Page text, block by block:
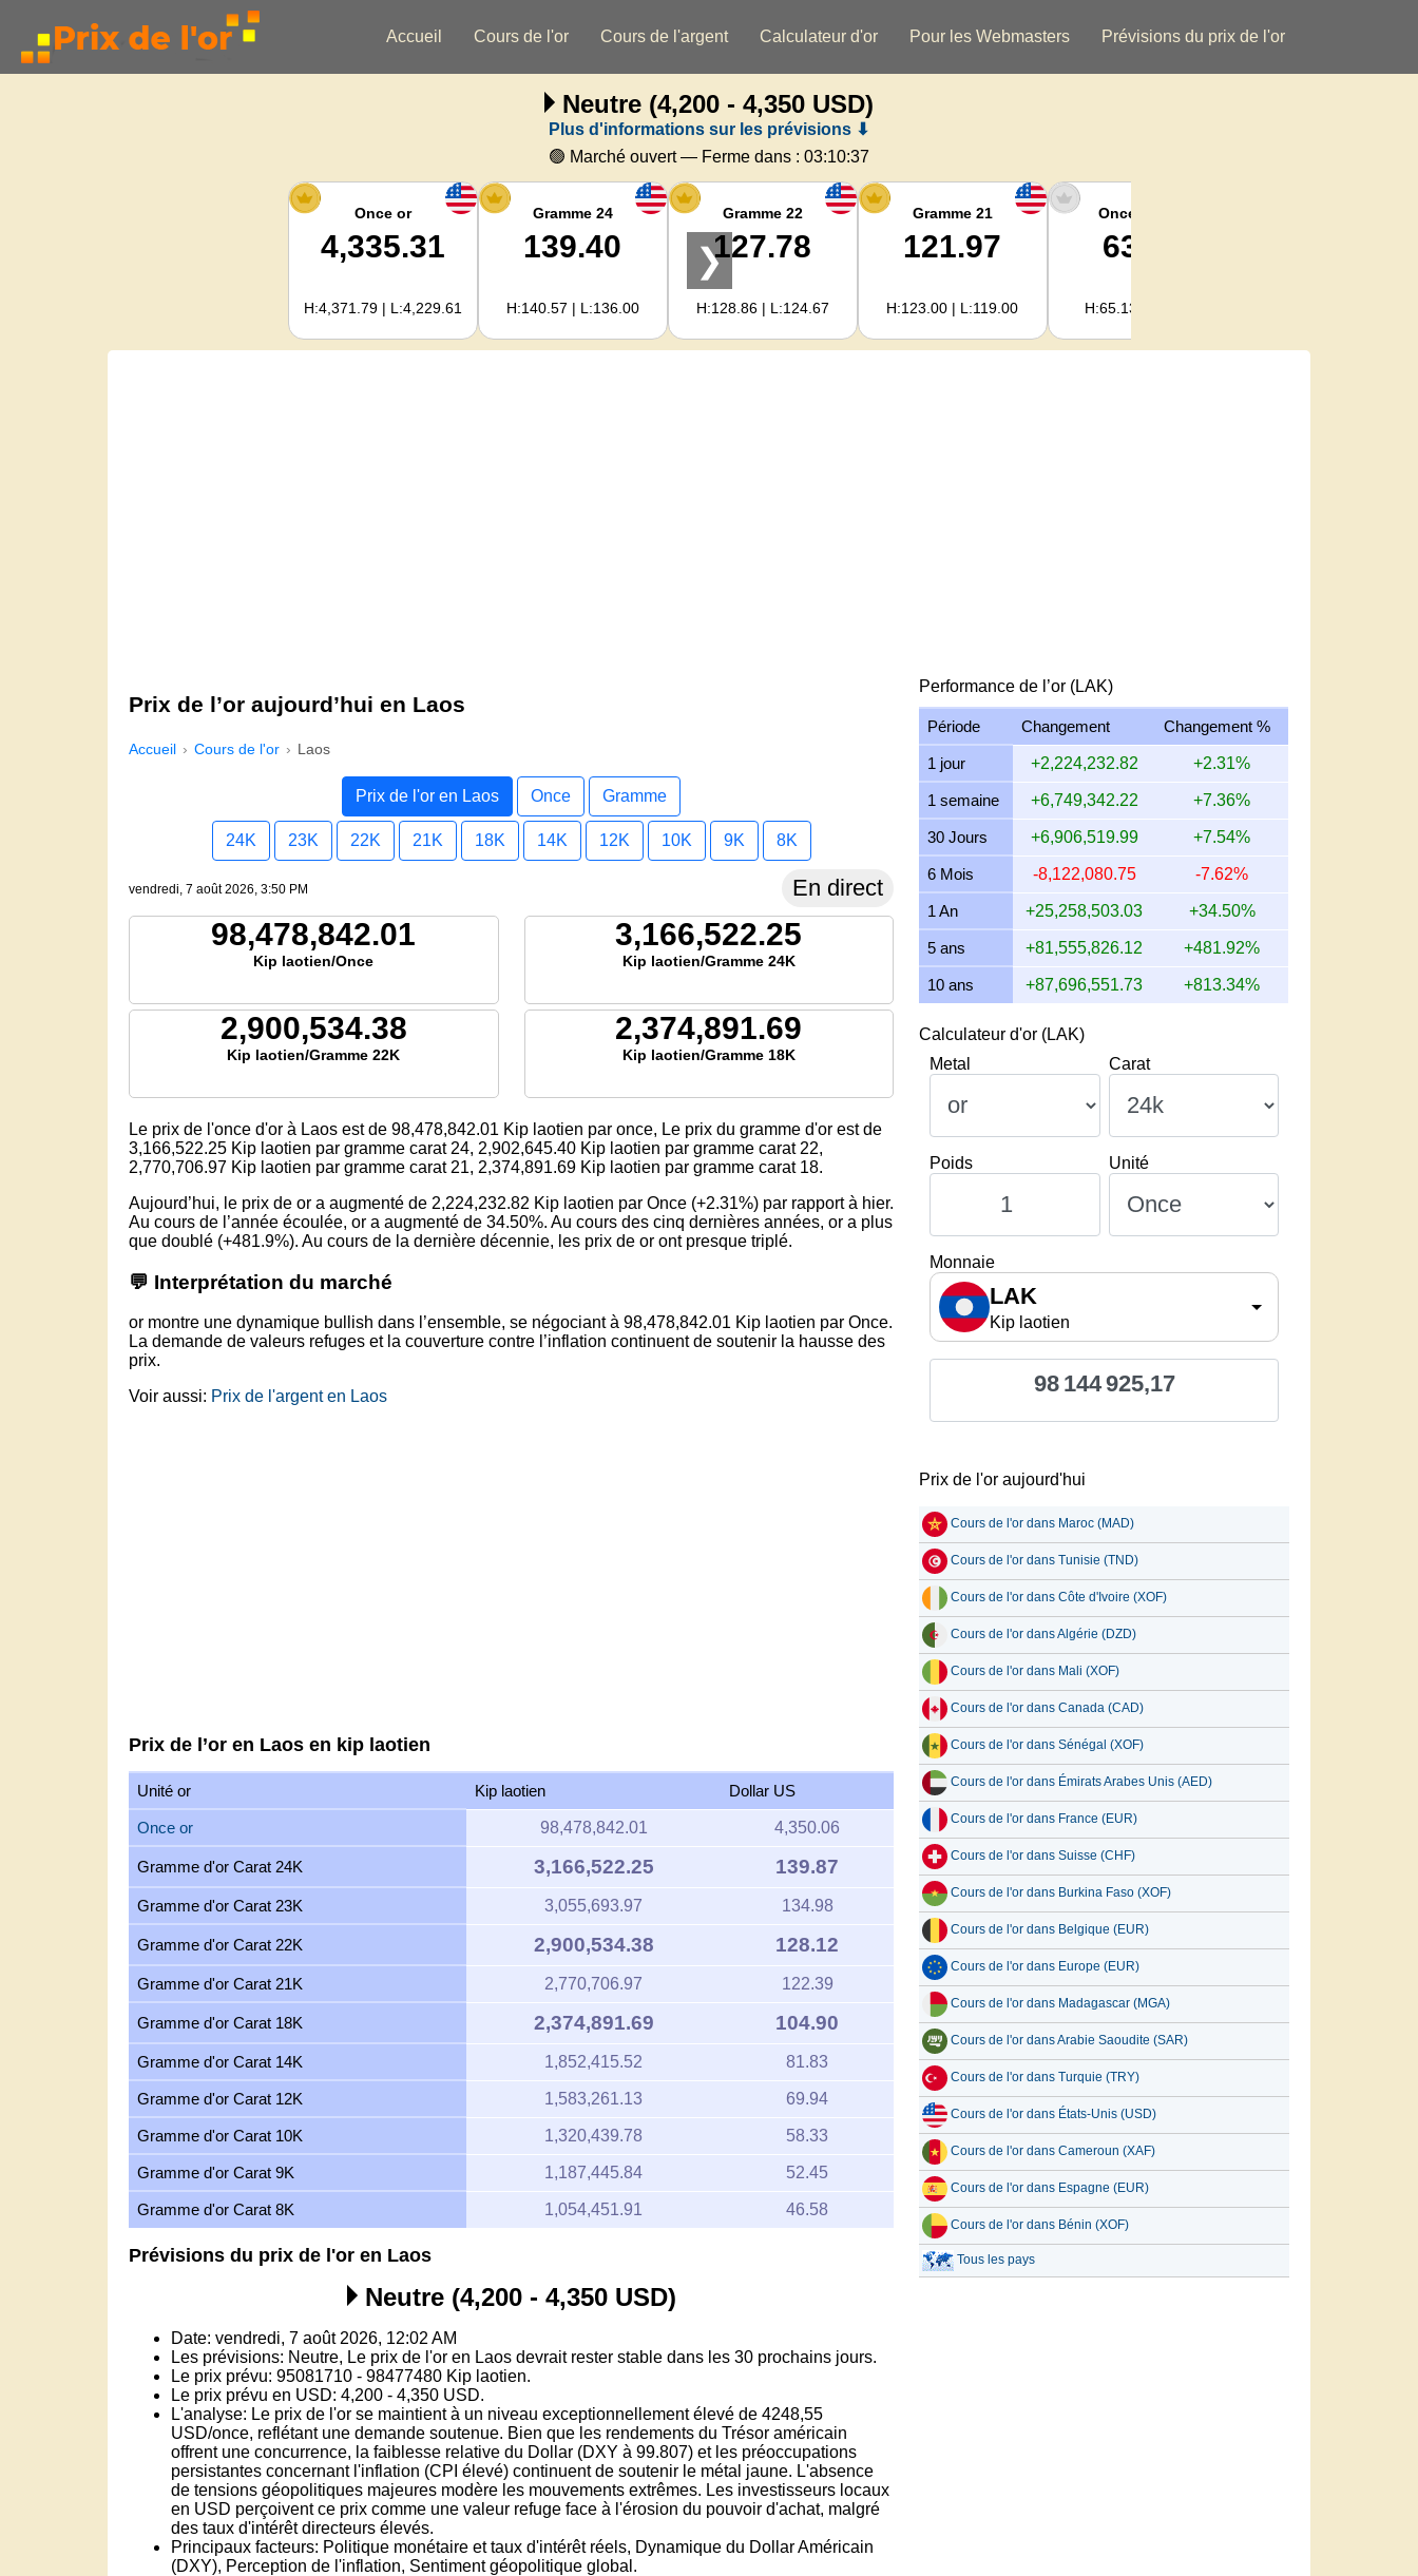
Accueil Cours de l'or Cours de l'argent Calculateur d'or Pour les Webmasters Prévisions du prix de l'or
Neutre (4,200 - 4,350 USD)
Plus d'informations sur les prévisions ⬇
🟢 Marché ouvert — Ferme dans : 03:10:36
Once or
4,335.31
H:4,371.79 | L:4,229.61
Gramme 24
139.40
H:140.57 | L:136.00
Gramme 22
127.78
H:128.86 | L:124.67
Gramme 21
121.97
H:123.00 | L:119.00
Once argent
63.21
H:65.13 | L:61.15
❯
Prix de l’or aujourd’hui en Laos
Accueil Cours de l'or Laos
Prix de l'or en Laos Once Gramme
24K 23K 22K 21K 18K 14K 12K 10K 9K 8K
vendredi, 7 août 2026, 3:50 PM En direct
98,478,842.01
Kip laotien/Once
3,166,522.25
Kip laotien/Gramme 24K
2,900,534.38
Kip laotien/Gramme 22K
2,374,891.69
Kip laotien/Gramme 18K
Le prix de l'once d'or à Laos estde 98,478,842.01 Kip laotien par once, Le prix du gramme d'or estde
3,166,522.25 Kip laotien par gramme carat 24, 2,902,645.40 Kip laotien par gramme carat 22,
2,770,706.97 Kip laotien par gramme carat 21, 2,374,891.69 Kip laotien par gramme carat 18.
Aujourd’hui, le prix de or a augmenté de 2,224,232.82 Kip laotien par Once (+2.31%) par rapport à hier.
Au cours de l’année écoulée, or a augmenté de 34.50%. Au cours des cinq dernières années, or a plus
que doublé (+481.9%). Au cours de la dernière décennie, les prix de or ont presque triplé.
💬 Interprétation du marché
or montre une dynamique bullish dans l’ensemble, se négociant à 98,478,842.01 Kip laotien par Once.
La demande de valeurs refuges et la couverture contre l’inflation continuent de soutenir la hausse des
prix.
Voir aussi: Prix de l'argent en Laos
Prix de l’or en Laos en kip laotien
Unité or Kip laotien Dollar US
Once or 98,478,842.01 4,350.06
Gramme d'or Carat 24K 3,166,522.25 139.87
Gramme d'or Carat 23K 3,055,693.97 134.98
Gramme d'or Carat 22K 2,900,534.38 128.12
Gramme d'or Carat 21K 2,770,706.97 122.39
Gramme d'or Carat 18K 2,374,891.69 104.90
Gramme d'or Carat 14K 1,852,415.52 81.83
Gramme d'or Carat 12K 1,583,261.13 69.94
Gramme d'or Carat 10K 1,320,439.78 58.33
Gramme d'or Carat 9K 1,187,445.84 52.45
Gramme d'or Carat 8K 1,054,451.91 46.58
Prévisions du prix de l'or en Laos
Neutre (4,200 - 4,350 USD)
Date: vendredi, 7 août 2026, 12:02 AM
Les prévisions: Neutre, Le prix de l'or en Laos devrait rester stable dans les 30 prochains jours.
Le prix prévu: 95081710 - 98477480 Kip laotien.
Le prix prévu en USD: 4,200 - 4,350 USD.
L'analyse: Le prix de l'or se maintient à un niveau exceptionnellement élevé de 4248,55
USD/once, reflétant une demande soutenue. Bien que les rendements du Trésor américain
offrent une concurrence, la faiblesse relative du Dollar (DXY à 99.807) et les préoccupations
persistantes concernant l'inflation (CPI élevé) continuent de soutenir le métal jaune. L'absence
de tensions géopolitiques majeures modère les mouvements extrêmes. Les investisseurs locaux
en USD perçoivent ce prix comme une valeur refuge face à l'érosion du pouvoir d'achat, malgré
des taux d'intérêt directeurs élevés.
Principaux facteurs: Politique monétaire et taux d'intérêt réels, Dynamique du Dollar Américain
(DXY), Perception de l'inflation, Sentiment géopolitique global.
Performance de l’or (LAK)
Période Changement Changement %
1 jour +2,224,232.82 +2.31%
1 semaine +6,749,342.22 +7.36%
30 Jours +6,906,519.99 +7.54%
6 Mois -8,122,080.75 -7.62%
1 An +25,258,503.03 +34.50%
5 ans +81,555,826.12 +481.92%
10 ans +87,696,551.73 +813.34%
Calculateur d'or (LAK)
Metal
Carat
Poids Unité
Monnaie
LAK
Kip laotien
98 144 925,17
Prix de l'or aujourd'hui
Cours de l'or dans Maroc (MAD)
Cours de l'or dans Tunisie (TND)
Cours de l'or dans Côte d'Ivoire (XOF)
Cours de l'or dans Algérie (DZD)
Cours de l'or dans Mali (XOF)
Cours de l'or dans Canada (CAD)
Cours de l'or dans Sénégal (XOF)
Cours de l'or dans Émirats Arabes Unis (AED)
Cours de l'or dans France (EUR)
Cours de l'or dans Suisse (CHF)
Cours de l'or dans Burkina Faso (XOF)
Cours de l'or dans Belgique (EUR)
Cours de l'or dans Europe (EUR)
Cours de l'or dans Madagascar (MGA)
Cours de l'or dans Arabie Saoudite (SAR)
Cours de l'or dans Turquie (TRY)
Cours de l'or dans États-Unis (USD)
Cours de l'or dans Cameroun (XAF)
Cours de l'or dans Espagne (EUR)
Cours de l'or dans Bénin (XOF)
Tous les pays